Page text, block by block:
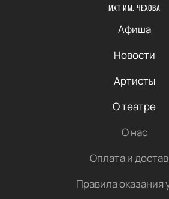
МХТ ИМ. ЧЕХОВА
Афиша
Новости
Артисты
О театре
О нас
Оплата и
Правила оказания